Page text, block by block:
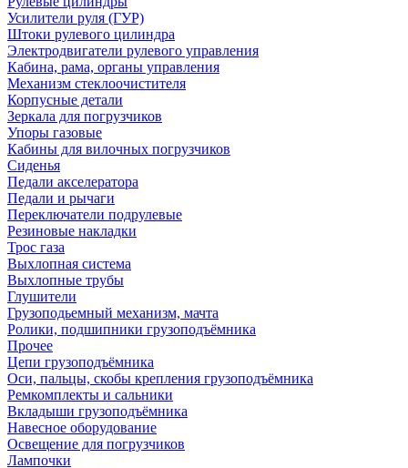
Усилители руля (ГУР)
Штоки рулевого цилиндра
Электродвигатели рулевого управления
Кабина, рама, органы управления
Механизм стеклоочистителя
Корпусные детали
Зеркала для погрузчиков
Упоры газовые
Кабины для вилочных погрузчиков
Сиденья
Педали акселератора
Педали и рычаги
Переключатели подрулевые
Резиновые накладки
Трос газа
Выхлопная система
Выхлопные трубы
Глушители
Грузоподьемный механизм, мачта
Ролики, подшипники грузоподъёмника
Прочее
Цепи грузоподъёмника
Оси, пальцы, скобы крепления грузоподъёмника
Ремкомплекты и сальники
Вкладыши грузоподъёмника
Навесное оборудование
Освещение для погрузчиков
Лампочки